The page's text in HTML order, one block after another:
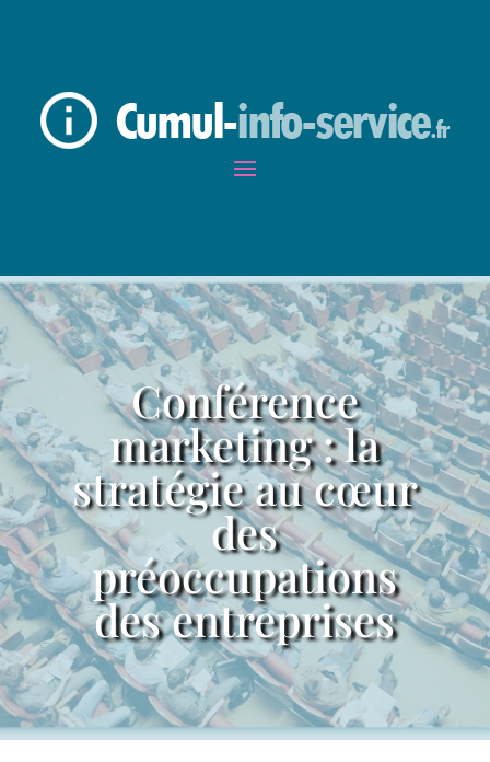
Conférence
marketing : la
stratégie au cœur
des
préoccupations
des entreprises